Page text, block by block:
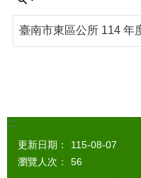
臺南市東區公所 114 年
:::
更新日期：
115-08-07
瀏覽人次：
56